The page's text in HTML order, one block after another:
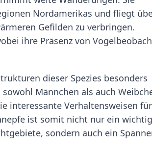
Nordamerikas und fliegt
Gefilden zu verbringen.
ihre Präsenz von
dieser Spezies besonders
Männchen als auch
interessante Verhaltensweisen für
ist somit nicht nur ein
sondern auch ein